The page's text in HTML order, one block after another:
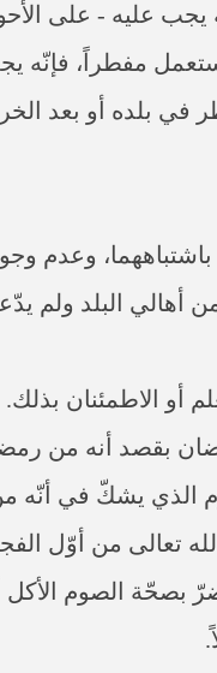
عليه - على
مفطراً، فإنّه
بلده أو بعد
باشتباههما،
أهالي البلد ولم
الاطمئنان بذلك.
بقصد أنه من
الذي يشكّ في أنّه
يضرّ بصحّة الصوم